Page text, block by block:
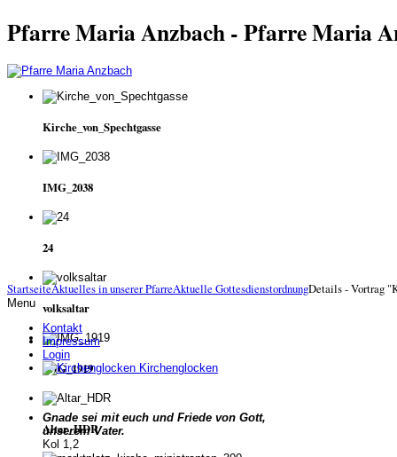
Pfarre Maria Anzbach - Pfarre Maria
Kirche_von_Spechtgasse
IMG_2038
24
volksaltar
IMG_1919
Altar_HDR
StartseiteAktuelles in unserer PfarreAktuelle GottesdienstordnungDetails - Vortrag
Menu
Kontakt
Impressum
Login
Kirchenglocken
Gnade sei mit euch und Friede von Gott,
unserem Vater.
Kol 1,2